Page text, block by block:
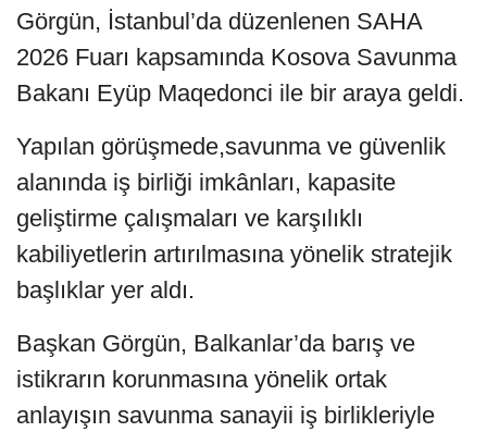
Görgün, İstanbul’da düzenlenen SAHA
2026 Fuarı kapsamında Kosova Savunma
Bakanı Eyüp Maqedonci ile bir araya geldi.
Yapılan görüşmede,savunma ve güvenlik
alanında iş birliği imkânları, kapasite
geliştirme çalışmaları ve karşılıklı
kabiliyetlerin artırılmasına yönelik stratejik
başlıklar yer aldı.
Başkan Görgün, Balkanlar’da barış ve
istikrarın korunmasına yönelik ortak
anlayışın savunma sanayii iş birlikleriyle